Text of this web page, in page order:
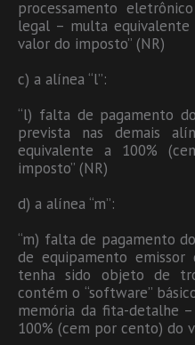
processamento
legal – multa
valor do imposto” (NR)
c) a alínea “l”:
“l) falta de pagamento
prevista nas demais
equivalente a 100%
imposto” (NR)
d) a alínea “m”:
“m) falta de pagamento
de equipamento
tenha sido objeto de
contém o “software”
memória da fita-detalhe
100% (cem por cento) do